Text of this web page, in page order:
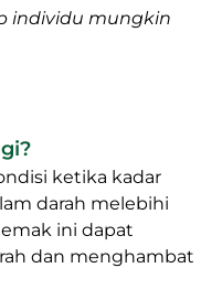
individu mungkin
ketika kadar
darah melebihi
ini dapat
dan menghambat